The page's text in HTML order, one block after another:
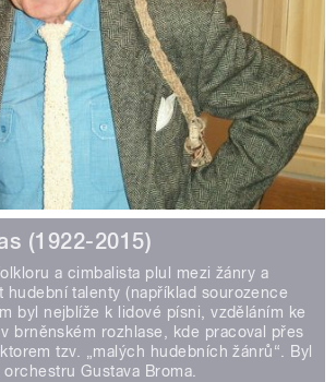
(1922-2015)
a cimbalista plul mezi žánry a
hudební talenty (například sourozence
byl nejblíže k lidové písni, vzděláním ke
brněnském rozhlase, kde pracoval přes
tzv. „malých hudebních žánrů“. Byl
Gustava Broma.